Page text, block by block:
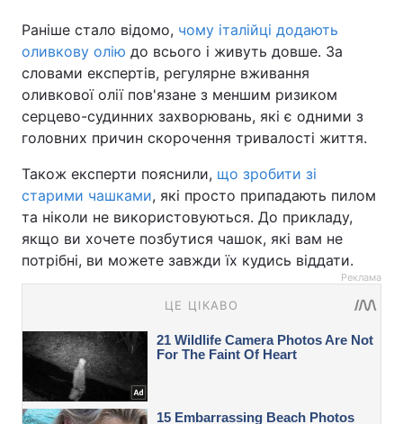
Раніше стало відомо, чому італійці додають
оливкову олію до всього і живуть довше. За
словами експертів, регулярне вживання
оливкової олії пов'язане з меншим ризиком
серцево-судинних захворювань, які є одними з
головних причин скорочення тривалості життя.
Також експерти пояснили, що зробити зі
старими чашками, які просто припадають пилом
та ніколи не використовуються. До прикладу,
якщо ви хочете позбутися чашок, які вам не
потрібні, ви можете завжди їх кудись віддати.
Реклама